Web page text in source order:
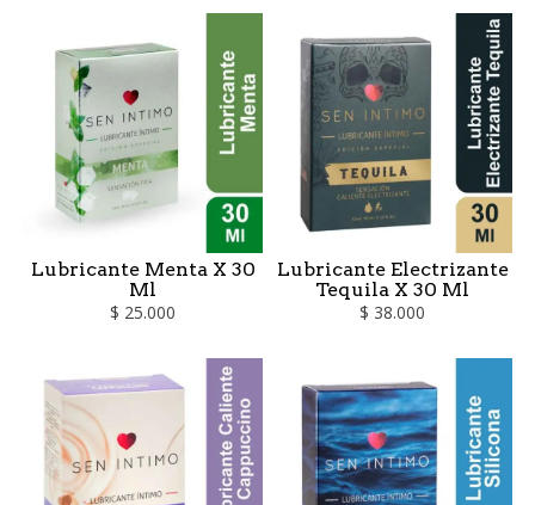
Lubricante Menta X 30
Ml
$ 25.000
Lubricante Electrizante
Tequila X 30 Ml
$ 38.000